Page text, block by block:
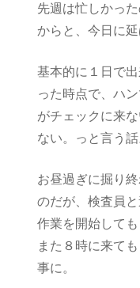
先週は忙しかっ
からと、今日に延
基本的に１日で
った時点で、ハ
がチェックに来
ない。っと言う話
お昼過ぎに掘り
のだが、検査員
作業を開始して
また８時に来て
事に。